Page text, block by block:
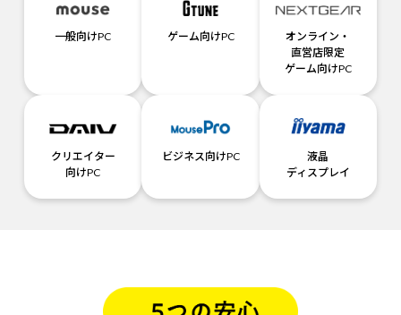
一般向けPC ゲーム向けPC
オンライン・
直営店限定
ゲーム向けPC
クリエイター
向けPC
ビジネス向けPC
液晶
ディスプレイ